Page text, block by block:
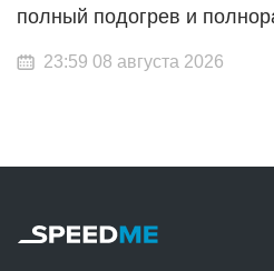
полный подогрев и
23:59 08 августа 2026